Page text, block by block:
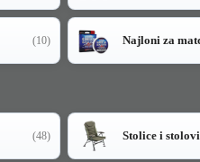
(10) Najloni za
(48) Stolice i